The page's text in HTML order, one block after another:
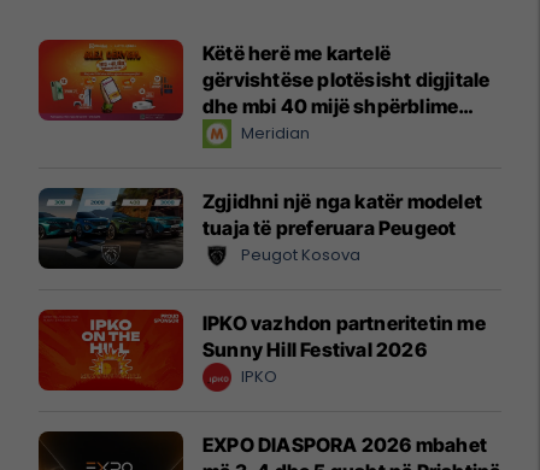
Këtë herë me kartelë
gërvishtëse plotësisht digjitale
dhe mbi 40 mijë shpërblime
instant!Meridian
Zgjidhni një nga katër modelet
tuaja të preferuara Peugeot
Peugot Kosova
IPKO vazhdon partneritetin me
Sunny Hill Festival 2026
IPKO
EXPO DIASPORA 2026 mbahet